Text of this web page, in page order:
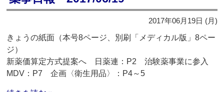
2017年06月19日 (月)
きょうの紙面（本号8ページ、別刷「メディカル版」8ペー
ジ）
新薬価算定方式提案へ 日薬連：P2 治験薬事業に参入
MDV：P7 企画〈衛生用品〉：P4～5